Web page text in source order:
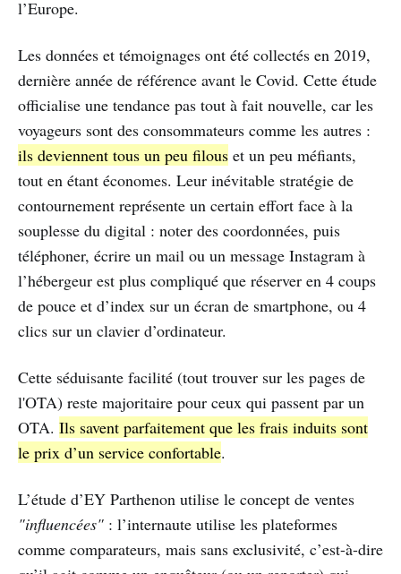
l’Europe.
Les données et témoignages ont été collectés en 2019,
dernière année de référence avant le Covid. Cette étude
officialise une tendance pas tout à fait nouvelle, car les
voyageurs sont des consommateurs comme les autres :
ils deviennent tous un peu filous et un peu méfiants,
tout en étant économes. Leur inévitable stratégie de
contournement représente un certain effort face à la
souplesse du digital : noter des coordonnées, puis
téléphoner, écrire un mail ou un message Instagram à
l’hébergeur est plus compliqué que réserver en 4 coups
de pouce et d’index sur un écran de smartphone, ou 4
clics sur un clavier d’ordinateur.
Cette séduisante facilité (tout trouver sur les pages de
l'OTA) reste majoritaire pour ceux qui passent par un
OTA. Ils savent parfaitement que les frais induits sont
le prix d’un service confortable.
L’étude d’EY Parthenon utilise le concept de ventes
"influencées" : l’internaute utilise les plateformes
comme comparateurs, mais sans exclusivité, c’est-à-dire